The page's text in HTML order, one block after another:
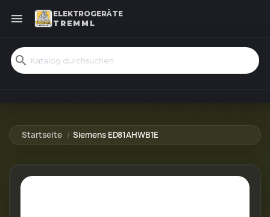

ELEKTROGERÄTE
TREMML
search
Startseite Siemens ED81AHWB1E